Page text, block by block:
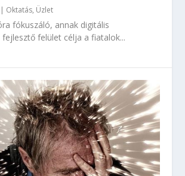
| Oktatás, Üzlet
fókuszáló, annak digitális
felület célja a fiatalok...